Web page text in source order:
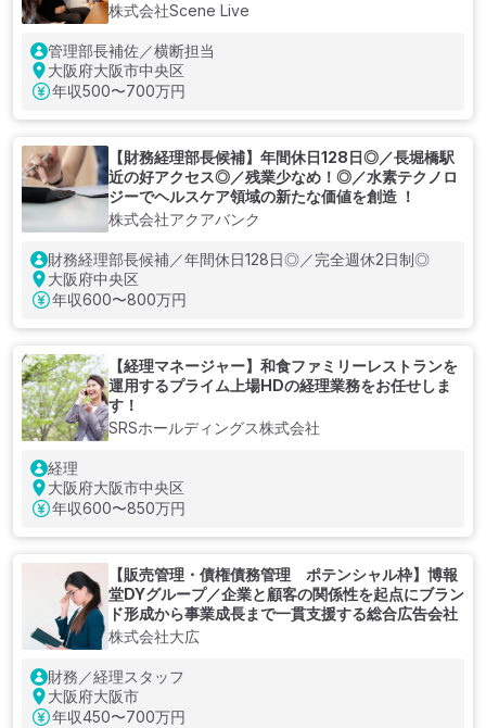
株式会社Scene Live
管理部長補佐／横断担当
大阪府大阪市中央区
年収500〜700万円
【財務経理部長候補】年間休日128日◎／長堀橋駅
近の好アクセス◎／残業少なめ！◎／水素テクノロ
ジーでヘルスケア領域の新たな価値を創造 ！
株式会社アクアバンク
財務経理部長候補／年間休日128日◎／完全週休2日制◎
大阪府中央区
年収600〜800万円
【経理マネージャー】和⾷ファミリーレストランを
運用するプライム上場HDの経理業務をお任せしま
す！
SRSホールディングス株式会社
経理
大阪府大阪市中央区
年収600〜850万円
【販売管理・債権債務管理 ポテンシャル枠】博報
堂DYグループ／企業と顧客の関係性を起点にブラン
ド形成から事業成長まで一貫支援する総合広告会社
株式会社大広
財務／経理スタッフ
大阪府大阪市
年収450〜700万円